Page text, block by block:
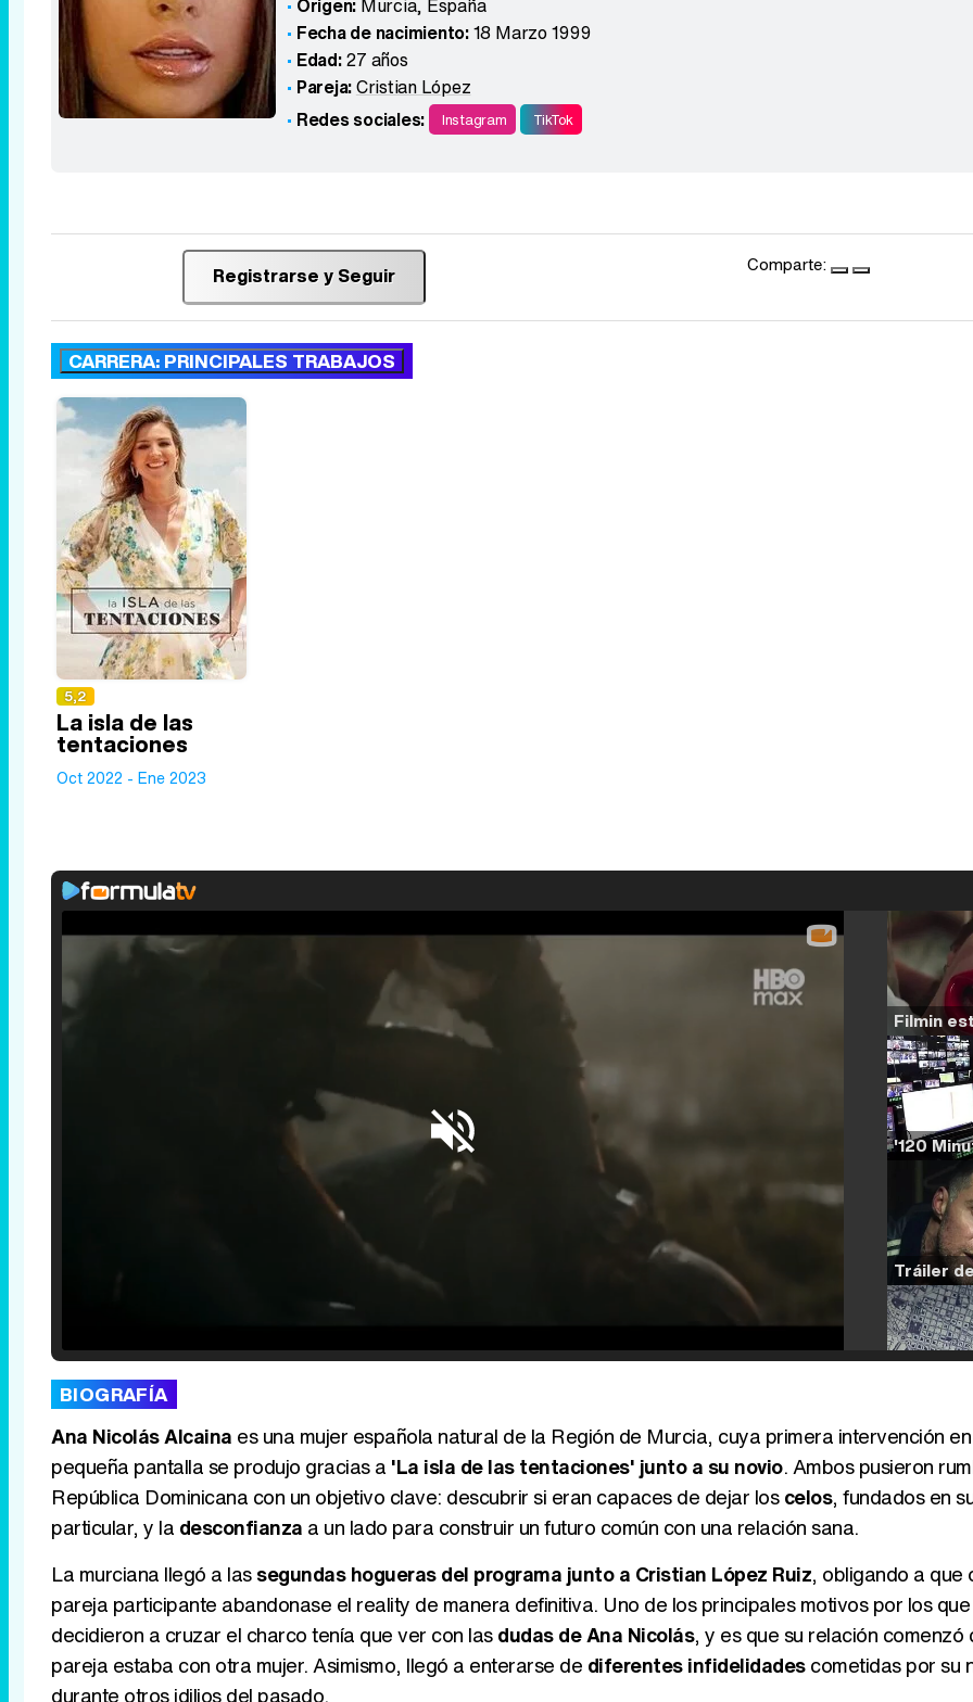
Origen: Murcia, España
Fecha de nacimiento:18 Marzo 1999
Edad:27 años
Pareja:Cristian López
Redes sociales:
Instagram TikTok
Comparte:
Registrarse y Seguir
CARRERA: PRINCIPALES TRABAJOS
5,2
La isla de las
tentaciones
Oct 2022 - Ene 2023
BIOGRAFÍA
Ana Nicolás Alcaina es una mujer española natural de la Región de Murcia, cuya primera intervención
pequeña pantalla se produjo gracias a 'La isla de las tentaciones' junto a su novio. Ambos pusieron
República Dominicana con un objetivo clave: descubrir si eran capaces de dejar loscelos, fundados en
particular, y la desconfianza a un lado para construir un futuro común con una relación sana.
La murciana llegó a lassegundas hogueras del programa junto a Cristian López Ruiz, obligando a que
pareja participante abandonase el reality de manera definitiva. Uno de los principales motivos por los
decidieron a cruzar el charco tenía que ver con lasdudas de Ana Nicolás, y es que su relación comenzó
pareja estaba con otra mujer. Asimismo, llegó a enterarse de diferentes infidelidadescometidas por su
durante otros idilios del pasado.